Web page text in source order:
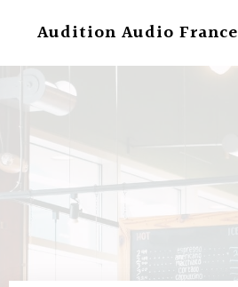
au
Audition Audio France